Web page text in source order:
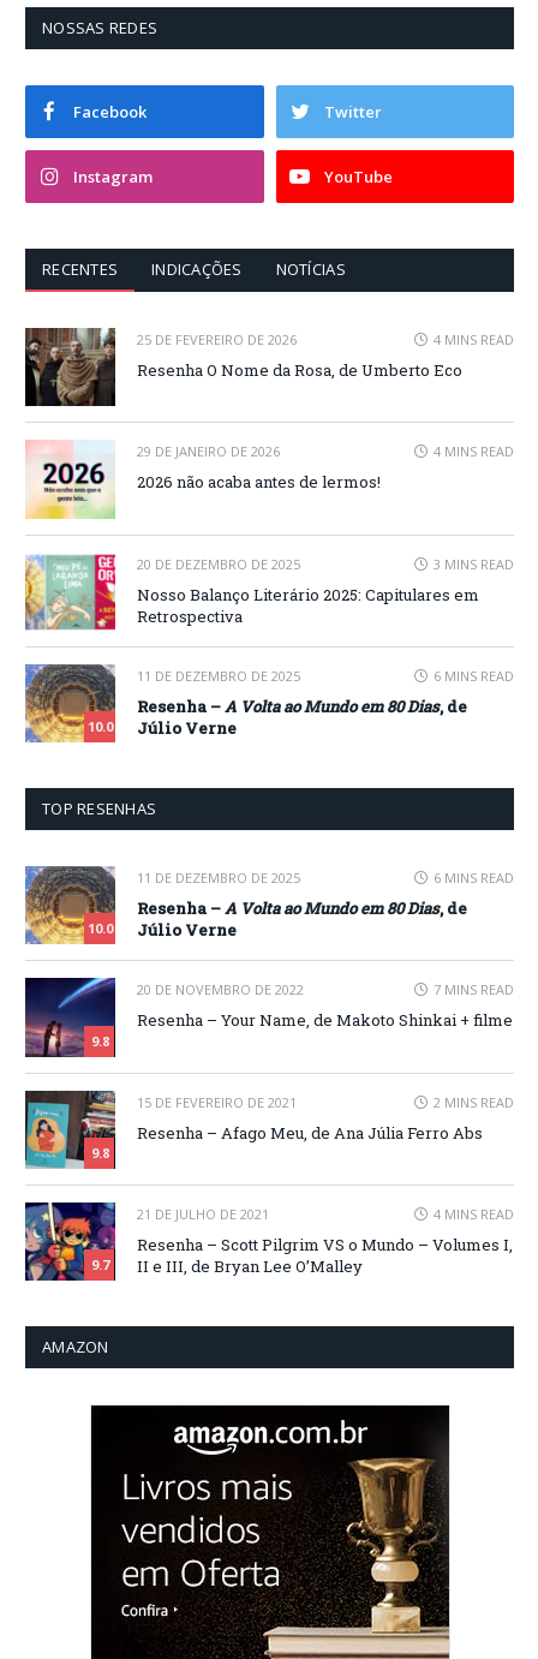
NOSSAS REDES
Facebook Twitter
Instagram YouTube
RECENTES INDICAÇÕES NOTÍCIAS
25 DE FEVEREIRO DE 2026 4 MINS READ
Resenha O Nome da Rosa, de Umberto Eco
29 DE JANEIRO DE 2026 4 MINS READ
2026 não acaba antes de lermos!
20 DE DEZEMBRO DE 2025 3 MINS READ
Nosso Balanço Literário 2025: Capitulares em
Retrospectiva
10.0
11 DE DEZEMBRO DE 2025 6 MINS READ
Resenha –A Volta ao Mundo em 80 Dias, de
Júlio Verne
TOP RESENHAS
10.0
11 DE DEZEMBRO DE 2025 6 MINS READ
Resenha –A Volta ao Mundo em 80 Dias, de
Júlio Verne
9.8
20 DE NOVEMBRO DE 2022 7 MINS READ
Resenha – Your Name, de Makoto Shinkai + filme
9.8
15 DE FEVEREIRO DE 2021 2 MINS READ
Resenha – Afago Meu, de Ana Júlia Ferro Abs
9.7
21 DE JULHO DE 2021 4 MINS READ
Resenha – Scott Pilgrim VS o Mundo – Volumes I,
II e III, de Bryan Lee O’Malley
AMAZON